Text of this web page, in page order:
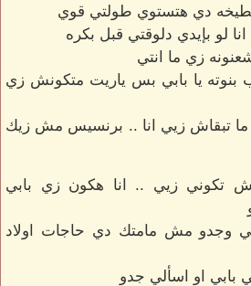
دي هتستوي طولتي قوي
لو بإيدي دلوقتي قبل بكره
زي ما انتي
بنوته يا بابي بس ياريت متكونش زي
ما تبقاش زيي انا .. برنسيس مش زيك
تكوني زيي .. انا هكون زي بابي
وجدو مش مامتك دي حاجات اولاد
بابي او اسألي جدو